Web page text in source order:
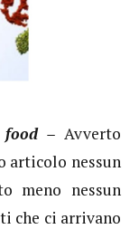
food –Avverto
articolo nessun
meno nessun
che ci arrivano